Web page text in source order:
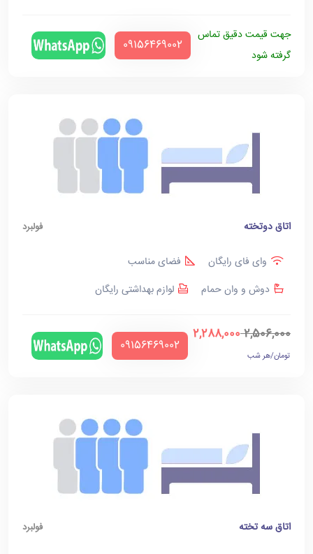
جهت قیمت دقیق تماس
گرفته شود
‪09156469002‬
اتاق دوتخته فولبرد
وای فای رایگان
فضای مناسب
دوش و وان حمام
لوازم بهداشتی رایگان
2,506,000
2,288,000
تومان/هر شب
‪09156469002‬
اتاق سه تخته فولبرد